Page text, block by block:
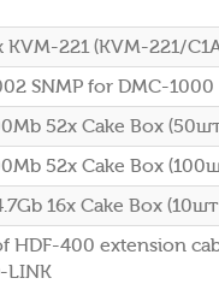
221 (KVM-221/
SNMP for DMC-1000
52x Cake Box
52x Cake Box
16x Cake Box
HDF-400 extension
LINK